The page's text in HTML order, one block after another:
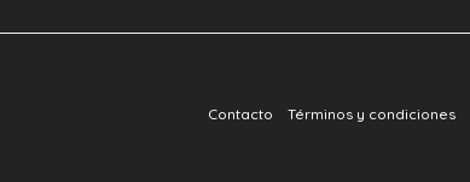
Contacto Términos y condiciones